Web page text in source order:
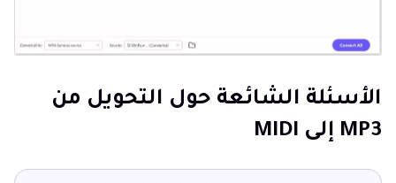
الأسئلة الشائعة حول التحويل من
MP3 إلى MIDI